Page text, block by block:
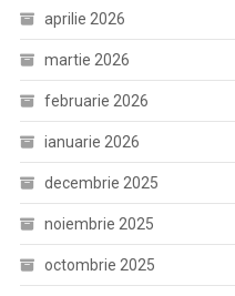
aprilie 2026
martie 2026
februarie 2026
ianuarie 2026
decembrie 2025
noiembrie 2025
octombrie 2025